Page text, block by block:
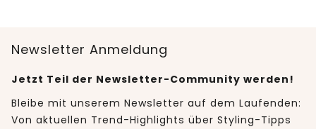
Newsletter Anmeldung
Jetzt Teil der Newsletter-Community werden!
Bleibe mit unserem Newsletter auf dem Laufenden:
Von aktuellen Trend-Highlights über Styling-Tipps